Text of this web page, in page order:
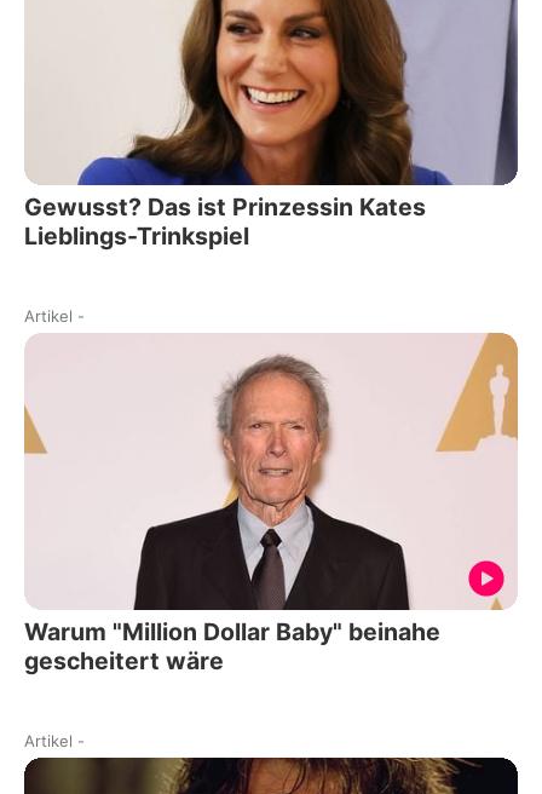
Gewusst? Das ist Prinzessin Kates
Lieblings-Trinkspiel
Artikel -
Warum "Million Dollar Baby" beinahe
gescheitert wäre
Artikel -